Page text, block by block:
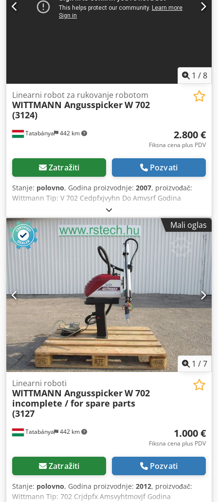
1 /8
Tatabánya 442 km
Linearni robot za rukovanje robotom
WITTMANN AngusspickerW 702
(3124)
2.800 €
Fiksna cena plus PDV
Zatražiti Pozvati
Stanje: polovno, Godina proizvodnje: 2007, proizvođač:
Wittmann Tip: V 702 Cedpfxjvyhn Do Amvsrf Godina
proizvodnje: 2007 da pogledate i isprobate!!
Mali oglas
1 /7
Tatabánya 442 km
Linearni roboti
WITTMANN AngusspickerW 702
incomplete / for spare parts
(3127
1.000 €
Fiksna cena plus PDV
Zatražiti Pozvati
Stanje: polovno, Godina proizvodnje: 2012, proizvođač:
Wittmann Tip: 702 Crjdpfx Amsvyhtmovjf Godina